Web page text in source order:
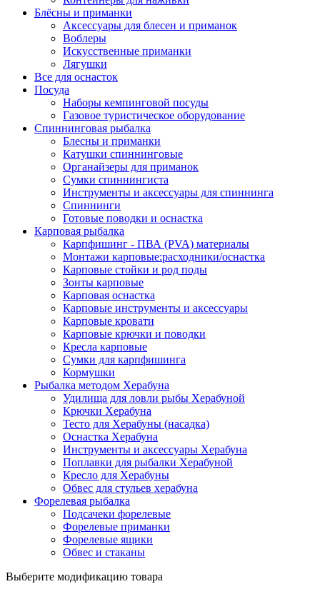
Блёсны и приманки
Аксессуары для блесен и приманок
Воблеры
Искусственные приманки
Лягушки
Все для оснасток
Посуда
Наборы кемпинговой посуды
Газовое туристическое оборудование
Спиннинговая рыбалка
Блесны и приманки
Катушки спиннинговые
Органайзеры для приманок
Сумки спиннингиста
Инструменты и аксессуары для спиннинга
Спиннинги
Готовые поводки и оснастка
Карповая рыбалка
Карпфишинг - ПВА (PVA) материалы
Монтажи карповые:расходники/оснастка
Карповые стойки и род поды
Зонты карповые
Карповая оснастка
Карповые инструменты и аксессуары
Карповые кровати
Карповые крючки и поводки
Кресла карповые
Сумки для карпфишинга
Кормушки
Рыбалка методом Херабуна
Удилища для ловли рыбы Херабуной
Крючки Херабуна
Тесто для Херабуны (насадка)
Оснастка Херабуна
Инструменты и аксессуары Херабуна
Поплавки для рыбалки Херабуной
Кресло для Херабуны
Обвес для стульев херабуна
Форелевая рыбалка
Подсачеки форелевые
Форелевые приманки
Форелевые ящики
Обвес и стаканы
Выберите модификацию товара